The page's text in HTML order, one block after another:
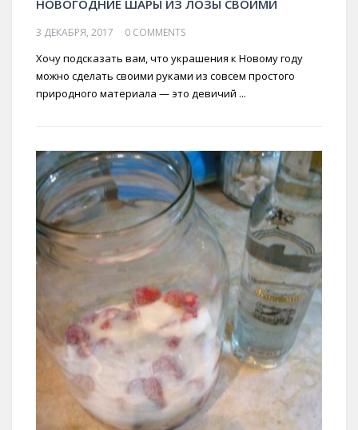
НОВОГОДНИЕ ШАРЫ ИЗ ЛОЗЫ СВОИМИ
3 ДЕКАБРЯ, 2017 0 COMMENTS
Хочу подсказать вам, что украшения к Новому году
можно сделать своими руками из совсем простого
природного материала — это девичий ...